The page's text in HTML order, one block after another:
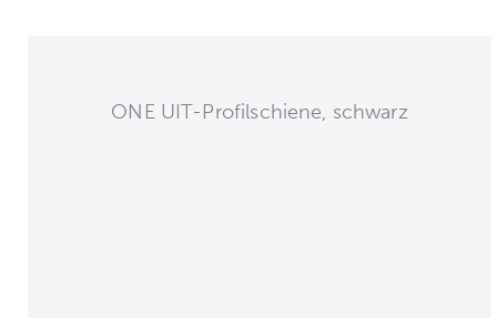
ONE UIT-Profilschiene, schwarz